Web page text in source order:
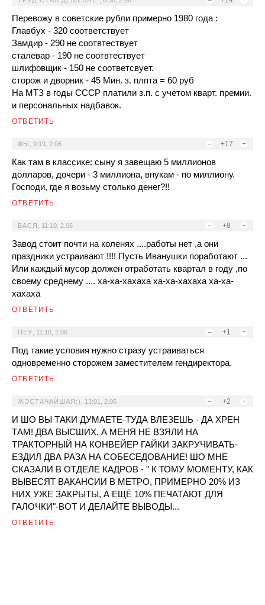
Перевожу в советские рубли примерно 1980 года :
Главбух - 320 соответствует
Замдир - 290 не соотвтествует
сталевар - 190 не соотвтествует
шлифовщик - 150 не соответсвует.
сторож и дворник - 45 Мин. з. плпта = 60 руб
На МТЗ в годы СССР платили з.п. с учетом кварт. премии.
и персональных надбавок.
ОТВЕТИТЬ
– +17 +
ФЫ ,9:19, 2.06
Как там в классике: сыну я завещаю 5 миллионов
долларов, дочери - 3 миллиона, внукам - по миллиону.
Господи, где я возьму столько денег?!!
ОТВЕТИТЬ
– +8 +
ВАСЯ 11:10, 2.06
Завод стоит почти на коленях ....работы нет ,а они
праздники устраивают !!!! Пусть Иванушки поработают ...
Или каждый мусор должен отработать квартал в году ,по
своему среднему .... ха-ха-хахаха ха-ха-хахаха ха-ха-
хахаха
ОТВЕТИТЬ
– +1 +
ПЕУ 11:18, 2.06
Под такие условия нужно стразу устраиваться
одновременно сторожем заместителем гендиректора.
ОТВЕТИТЬ
– +2 +
ЖЭСТАЧАЙШАЯ:) 13:01, 2.06
И ШО ВЫ ТАКИ ДУМАЕТЕ-ТУДА ВЛЕЗЕШЬ - ДА ХРЕН
ТАМ! ДВА ВЫСШИХ, А МЕНЯ НЕ ВЗЯЛИ НА
ТРАКТОРНЫЙ НА КОНВЕЙЕР ГАЙКИ ЗАКРУЧИВАТЬ-
ЕЗДИЛ ДВА РАЗА НА СОБЕСЕДОВАНИЕ! ШО МНЕ
СКАЗАЛИ В ОТДЕЛЕ КАДРОВ - " К ТОМУ МОМЕНТУ, КАК
ВЫВЕСЯТ ВАКАНСИИ В МЕТРО, ПРИМЕРНО 20% ИЗ
НИХ УЖЕ ЗАКРЫТЫ, А ЕЩЁ 10% ПЕЧАТАЮТ ДЛЯ
ГАЛОЧКИ"-ВОТ И ДЕЛАЙТЕ ВЫВОДЫ...
ОТВЕТИТЬ